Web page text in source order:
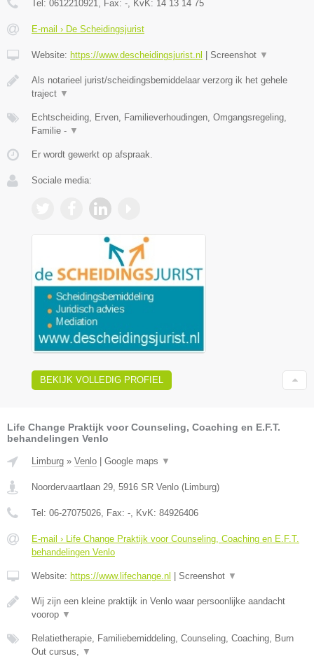
Tel: 0612210921, Fax: -, KvK: 14 13 14 75
E-mail › De Scheidingsjurist
Website: https://www.descheidingsjurist.nl Screenshot ▼
Als notarieel jurist/scheidingsbemiddelaar verzorg ik het gehele
traject ▼
Echtscheiding, Erven, Familieverhoudingen, Omgangsregeling,
Familie - ▼
Er wordt gewerkt op afspraak.
Sociale media:
BEKIJK VOLLEDIG PROFIEL
Life Change Praktijk voor Counseling, Coaching en E.F.T.
behandelingen Venlo
Limburg » Venlo | Google maps ▼
Noordervaartlaan 29 5916 SR Venlo (Limburg)
Tel: 06-27075026 , Fax: - , KvK: 84926406
E-mail › Life Change Praktijk voor Counseling, Coaching en E.F.T.
behandelingen Venlo
Website: https://www.lifechange.nl | Screenshot ▼
Wij zijn een kleine praktijk in Venlo waar persoonlijke aandacht
voorop ▼
Relatietherapie, Familiebemiddeling, Counseling, Coaching, Burn
Out cursus,
▼